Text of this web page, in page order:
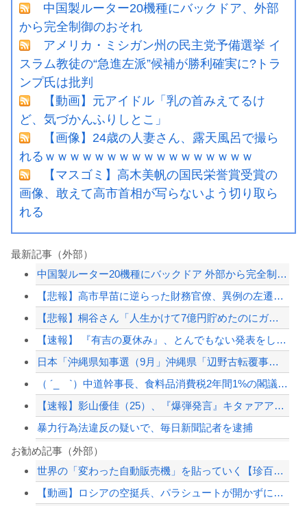
中国製ルーター20機種にバックドア、外部
から完全制御のおそれ
アメリカ・ミシガン州の民主党予備選挙 イ
スラム教徒の“急進左派”候補が勝利確実に?トラ
ンプ氏は批判
【動画】元アイドル「乳の首みえてるけ
ど、気づかんふりしとこ」
【画像】24歳の人妻さん、露天風呂で撮ら
れるｗｗｗｗｗｗｗｗｗｗｗｗｗｗｗｗｗ
【マスゴミ】高木美帆の国民栄誉賞受賞の
画像、敢えて高市首相が写らないよう切り取ら
れる
最新記事（外部）
中国製ルーター20機種にバックドア 外部から完全制御できる機能が仕込まれていた
【悲報】高市早苗に逆らった財務官僚、異例の左遷ｗｗｗｗｗｗｗｗ
【悲報】桐谷さん「人生かけて7億円貯めたのにガンで死ぬかも。もっと素直に遊べばよ...
【速報】 『有吉の夏休み』、とんでもない発表をしてしまう！！！！！
日本「沖縄県知事選（9月」沖縄県「辺野古転覆事件」日教組「同志社批判！（社民系」...
（ ´_ゝ`）中道幹事長、食料品消費税2年間1%の閣議決定を批判 → 記者「中道...
【速報】影山優佳（25）、『爆弾発言』キタァアアアアアーーーーー！！
暴力行為法違反の疑いで、毎日新聞記者を逮捕
【悲報】共同通信、ガチで逝く・・・・・・
【画像】田中みな実さん、妊娠中とは思えないヒール姿で登場してしまう
お勧め記事（外部）
世界の「変わった自動販売機」を貼っていく【珍百景】
【動画】ロシアの空挺兵、パラシュートが開かずに墜落してしまう。